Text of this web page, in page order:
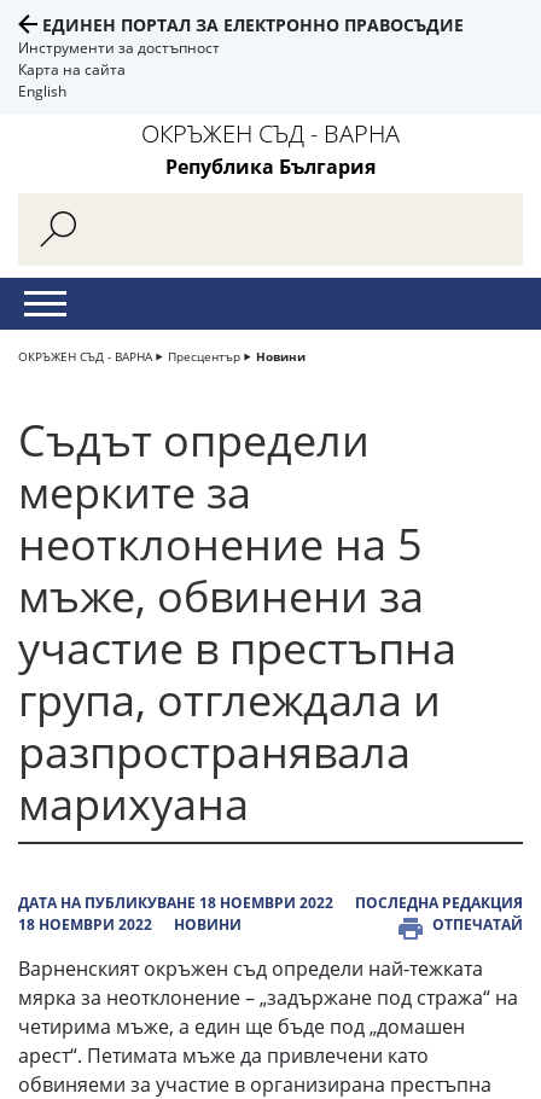
ЕДИНЕН ПОРТАЛ ЗА ЕЛЕКТРОННО ПРАВОСЪДИЕ
Инструменти за достъпност
Карта на сайта
English
ОКРЪЖЕН СЪД - ВАРНА
Република България
ОКРЪЖЕН СЪД - ВАРНА Пресцентър Новини
Съдът определи
мерките за
неотклонение на 5
мъже, обвинени за
участие в престъпна
група, отглеждала и
разпространявала
марихуана
ДАТА НА ПУБЛИКУВАНЕ 18 НОЕМВРИ 2022
ПОСЛЕДНА РЕДАКЦИЯ
18 НОЕМВРИ 2022
НОВИНИ ОТПЕЧАТАЙ
Варненският окръжен съд определи най-тежката
мярка за неотклонение – „задържане под стража“ на
четирима мъже, а един ще бъде под „домашен
арест“. Петимата мъже да привлечени като
обвиняеми за участие в организирана престъпна